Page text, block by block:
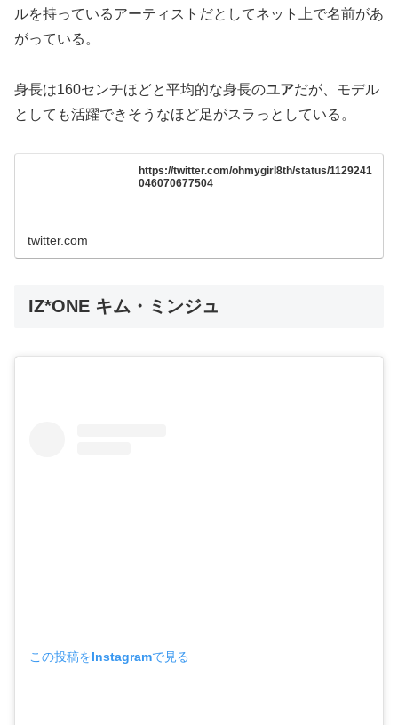
ルを持っているアーティストだとしてネット上で名前があ
がっている。
身長は160センチほどと平均的な身長のユアだが、モデル
としても活躍できそうなほど足がスラっとしている。
https://twitter.com/ohmygirl8th/status/1129241
046070677504
twitter.com
IZ*ONE キム・ミンジュ
この投稿をInstagramで見る